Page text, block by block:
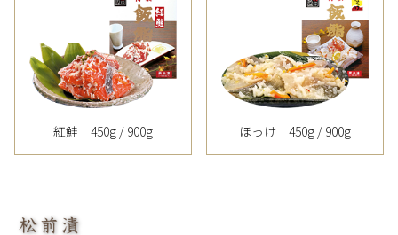
紅鮭 450g / 900g ほっけ 450g / 900g